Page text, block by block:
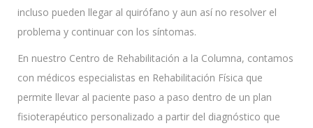
incluso pueden llegar al quirófano y aun así no resolver el
problema y continuar con los síntomas.
En nuestro Centro de Rehabilitación a la Columna, contamos
con médicos especialistas en Rehabilitación Física que
permite llevar al paciente paso a paso dentro de un plan
fisioterapéutico personalizado a partir del diagnóstico que